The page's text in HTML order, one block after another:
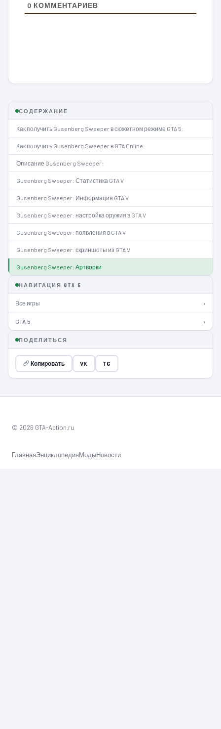
0 КОММЕНТАРИЕВ
СОДЕРЖАНИЕ
Как получить Gusenberg Sweeper в сюжетном режиме GTA 5:
Как получить Gusenberg Sweeper в GTA Online:
Описание Gusenberg Sweeper:
Gusenberg Sweeper: Статистика GTA V
Gusenberg Sweeper: Информация GTA V
Gusenberg Sweeper: настройка оружия в GTA V
Gusenberg Sweeper: появления в GTA V
Gusenberg Sweeper: скриншоты из GTA V
Gusenberg Sweeper: Артворки
НАВИГАЦИЯ GTA 5
Все игры ›
GTA 5 ›
ПОДЕЛИТЬСЯ
Копировать VK TG
© 2026 GTA-Action.ru
ГлавнаяЭнциклопедияМодыНовости